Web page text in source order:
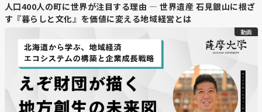
人口400人の町に世界が注目する理由 — 世界遺産 石見銀山に根ざ
す『暮らしと文化』を価値に変える地域経営とは
動画